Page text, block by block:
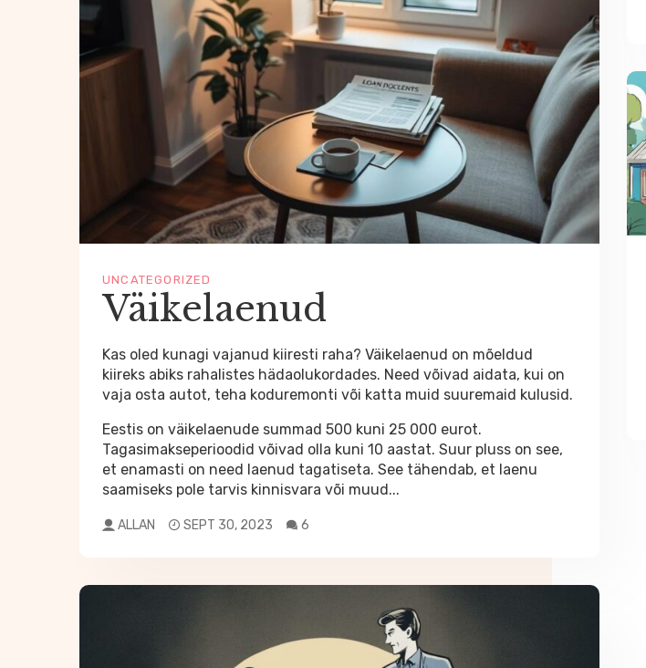
UNCATEGORIZED
Väikelaenud
Kas oled kunagi vajanud kiiresti raha? Väikelaenud on mõeldud
kiireks abiks rahalistes hädaolukordades. Need võivad aidata, kui on
vaja osta autot, teha koduremonti või katta muid suuremaid kulusid.
Eestis on väikelaenude summad 500 kuni 25 000 eurot.
Tagasimakseperioodid võivad olla kuni 10 aastat. Suur pluss on see,
et enamasti on need laenud tagatiseta. See tähendab, et laenu
saamiseks pole tarvis kinnisvara või muud...
ALLAN SEPT 30, 2023 6